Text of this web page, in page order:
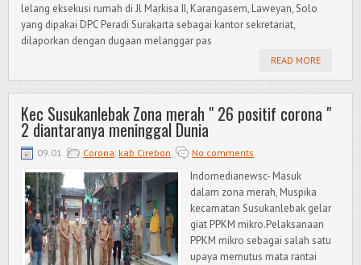
lelang eksekusi rumah di Jl Markisa II, Karangasem, Laweyan, Solo
yang dipakai DPC Peradi Surakarta sebagai kantor sekretariat,
dilaporkan dengan dugaan melanggar pas
READ MORE
Kec Susukanlebak Zona merah " 26 positif corona "
2 diantaranya meninggal Dunia
09.01 Corona, kab Cirebon No comments
Indomedianewsc- Masuk
dalam zona merah, Muspika
kecamatan Susukanlebak gelar
giat PPKM mikro.Pelaksanaan
PPKM mikro sebagai salah satu
upaya memutus mata rantai